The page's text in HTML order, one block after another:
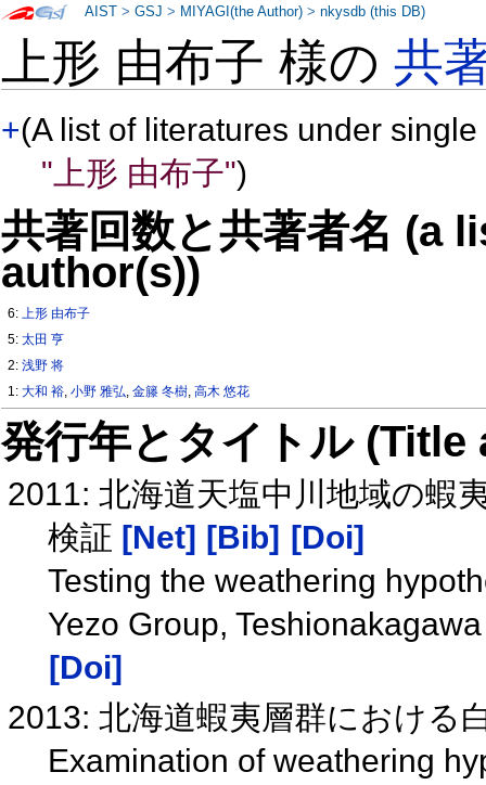
上形 由布子 様の共
+(A list of literatures under
"上形 由布子")
共著回数と共著者名 (a
author(s))
6:上形 由布子
5:太田 亨
2:浅野 将
1:大和 裕,小野 雅弘,金籐 冬樹,高木 悠花
発行年とタイトル
2011: 北海道天塩中川地域の蝦
検証 [Net] [Bib]
[Doi]
Testing the weathering
Yezo Group,
[Doi]
2013: 北海道蝦夷層群における
Examination of weathering
AIST >GSJ > MIYAGI(the Author) >nkysdb (this DB)